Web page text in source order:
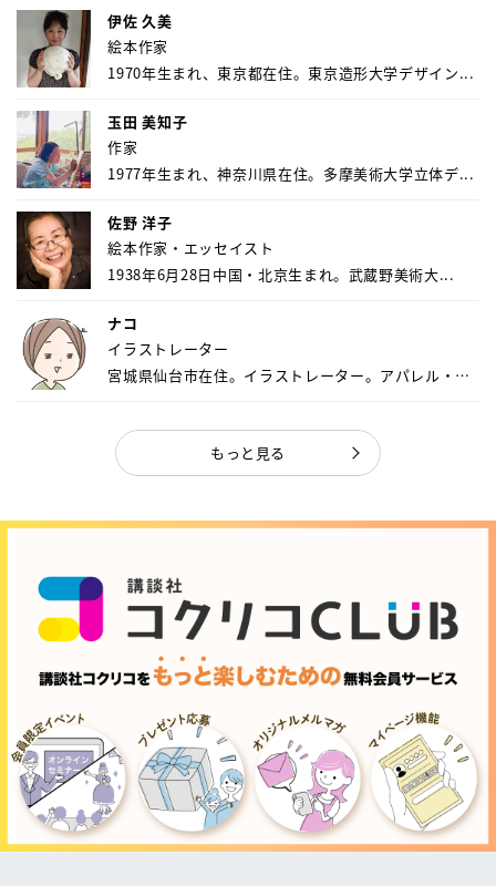
伊佐 久美
絵本作家
1970年生まれ、東京都在住。東京造形大学デザイン...
玉田 美知子
作家
1977年生まれ、神奈川県在住。多摩美術大学立体デ...
佐野 洋子
絵本作家・エッセイスト
1938年6月28日中国・北京生まれ。武蔵野美術大...
ナコ
イラストレーター
宮城県仙台市在住。イラストレーター。アパレル・キ
もっと見る